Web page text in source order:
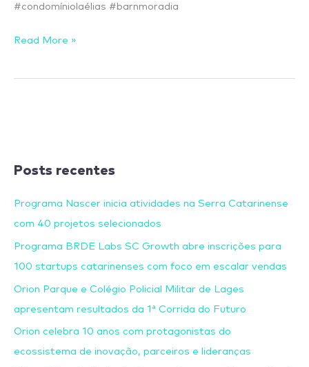
#condomíniolaélias #barnmoradia
Read More »
Posts recentes
Programa Nascer inicia atividades na Serra Catarinense
com 40 projetos selecionados
Programa BRDE Labs SC Growth abre inscrições para
100 startups catarinenses com foco em escalar vendas
Orion Parque e Colégio Policial Militar de Lages
apresentam resultados da 1ª Corrida do Futuro
Orion celebra 10 anos com protagonistas do
ecossistema de inovação, parceiros e lideranças